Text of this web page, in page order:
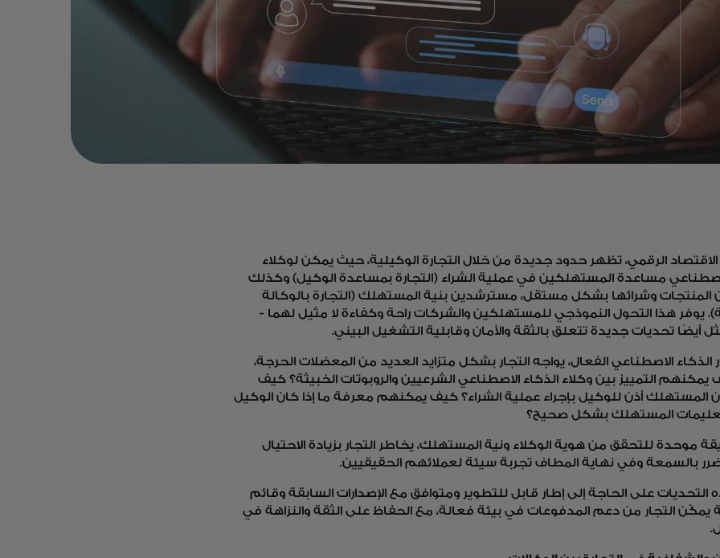
الرقمي، تظهر حدود جديدة من خلال التجارة الوكيلية، حيث يمكن لوكلاء
مساعدة المستهلكين في عملية الشراء (التجارة بمساعدة الوكيل) وكذلك
المنتجات وشرائها بشكل مستقل، مسترشدين بنية المستهلك (التجارة بالوكالة
يوفر هذا التحول النموذجي للمستهلكين والشركات راحة وكفاءة لا مثيل لهما -
أيضًا تحديات جديدة تتعلق بالثقة والأمان وقابلية التشغيل البيني.
الذكاء الاصطناعي الفعال، يواجه التجار بشكل متزايد العديد من المعضلات الحرجة،
التمييز بين وكلاء الذكاء الاصطناعي الشرعيين والروبوتات الخبيثة؟ كيف
المستهلك أذن للوكيل بإجراء عملية الشراء؟ كيف يمكنهم معرفة ما إذا كان الوكيل
المستهلك بشكل صحيح؟
موحدة للتحقق من هوية الوكلاء ونية المستهلك، يخاطر التجار بزيادة الاحتيال
بالسمعة وفي نهاية المطاف تجربة سيئة لعملائهم الحقيقيين.
على الحاجة إلى إطار قابل للتطوير ومتوافق مع الإصدارات السابقة وقائم
يمكّن التجار من دعم المدفوعات في بيئة فعالة، مع الحفاظ على الثقة والنزاهة في